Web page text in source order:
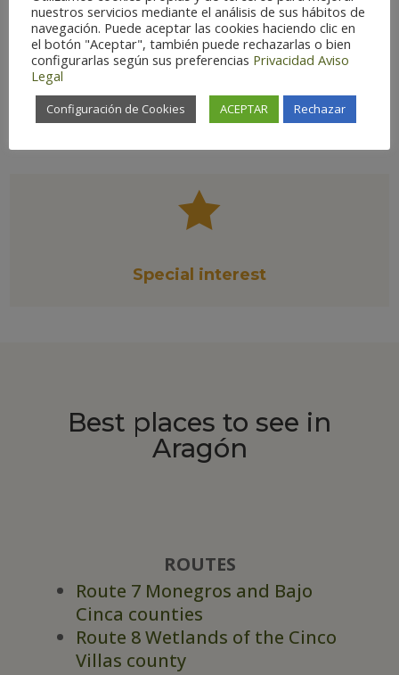
Optimal Season:Dec-Jan
Conservation Status:Protected
species
Hábitat:Riverbanks

Special interest
Best places to see in
Aragón
ROUTES
Route 7 Monegros and Bajo
Cinca counties
Route 8 Wetlands of the Cinco
Villas county
nuestros servicios mediante el análisis de sus hábitos de
navegación. Puede aceptar las cookies haciendo clic en
el botón "Aceptar", también puede rechazarlas o bien
configurarlas según sus preferencias Privacidad Aviso
Legal
Configuración de Cookies ACEPTAR Rechazar